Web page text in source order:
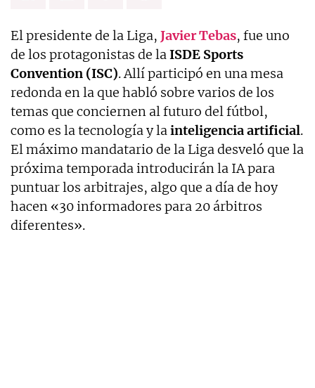
El presidente de la Liga, Javier Tebas, fue uno
de los protagonistas de laISDE Sports
Convention (ISC). Allí participó en una mesa
redonda en la que habló sobre varios de los
temas que conciernen al futuro del fútbol,
como es la tecnología y lainteligencia artificial.
El máximo mandatario de la Liga desveló que la
próxima temporada introducirán la IA para
puntuar los arbitrajes, algo que a día de hoy
hacen «30 informadores para 20 árbitros
diferentes».